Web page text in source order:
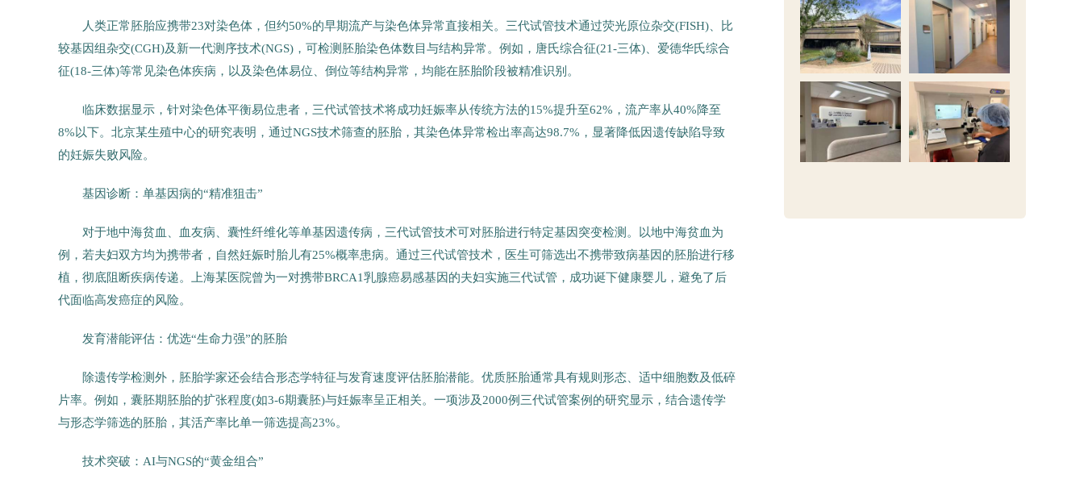
人类正常胚胎应携带23对染色体，但约50%的早期流产与染色体异常直接相关。三代试管技术通过荧光原位杂交(FISH)、比
较基因组杂交(CGH)及新一代测序技术(NGS)，可检测胚胎染色体数目与结构异常。例如，唐氏综合征(21-三体)、爱德华氏综合
征(18-三体)等常见染色体疾病，以及染色体易位、倒位等结构异常，均能在胚胎阶段被精准识别。
临床数据显示，针对染色体平衡易位患者，三代试管技术将成功妊娠率从传统方法的15%提升至62%，流产率从40%降至
8%以下。北京某生殖中心的研究表明，通过NGS技术筛查的胚胎，其染色体异常检出率高达98.7%，显著降低因遗传缺陷导致
的妊娠失败风险。
基因诊断：单基因病的“精准狙击”
对于地中海贫血、血友病、囊性纤维化等单基因遗传病，三代试管技术可对胚胎进行特定基因突变检测。以地中海贫血为
例，若夫妇双方均为携带者，自然妊娠时胎儿有25%概率患病。通过三代试管技术，医生可筛选出不携带致病基因的胚胎进行移
植，彻底阻断疾病传递。上海某医院曾为一对携带BRCA1乳腺癌易感基因的夫妇实施三代试管，成功诞下健康婴儿，避免了后
代面临高发癌症的风险。
发育潜能评估：优选“生命力强”的胚胎
除遗传学检测外，胚胎学家还会结合形态学特征与发育速度评估胚胎潜能。优质胚胎通常具有规则形态、适中细胞数及低碎
片率。例如，囊胚期胚胎的扩张程度(如3-6期囊胚)与妊娠率呈正相关。一项涉及2000例三代试管案例的研究显示，结合遗传学
与形态学筛选的胚胎，其活产率比单一筛选提高23%。
技术突破：AI与NGS的“黄金组合”